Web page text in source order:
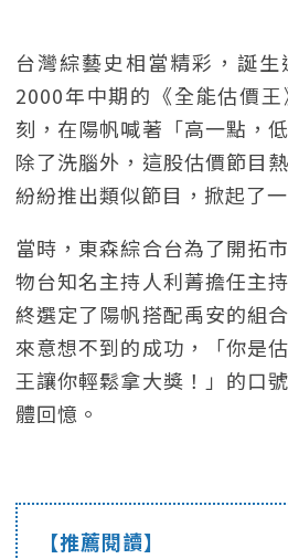
台灣綜藝史相當精彩，誕生
2000年中期的《全能估價
刻，在陽帆喊著「高一點，
除了洗腦外，這股估價節目
紛紛推出類似節目，掀起了
當時，東森綜合台為了開拓
物台知名主持人利菁擔任主
終選定了陽帆搭配禹安的組
來意想不到的成功，「你是
王讓你輕鬆拿大獎！」的口
體回憶。
【推薦閱讀】